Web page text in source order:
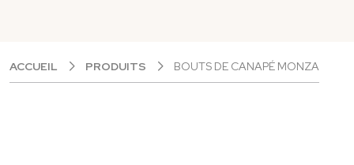
ACCUEIL PRODUITS BOUTS DE CANAPÉ MONZA